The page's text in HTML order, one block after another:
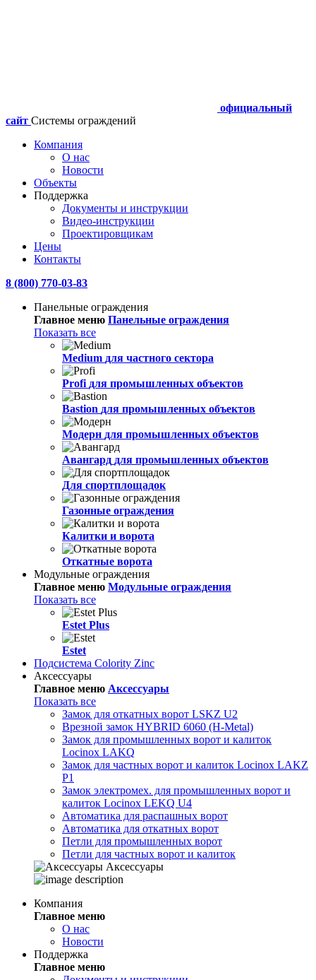
официальный
сайт Системы ограждений
Компания
О нас
Новости
Объекты
Поддержка
Документы и инструкции
Видео-инструкции
Проектировщикам
Цены
Контакты
8 (800) 770-03-83
Панельные ограждения
Главное меню Панельные ограждения
Показать все
Medium для частного сектора
Profi для промышленных объектов
Bastion для промышленных объектов
Модерн для промышленных объектов
Авангард для промышленных объектов
Для спортплощадок
Газонные ограждения
Калитки и ворота
Откатные ворота
Модульные ограждения
Главное меню Модульные ограждения
Показать все
Estet Plus
Estet
Подсистема Colority Zinc
Аксессуары
Главное меню Аксессуары
Показать все
Замок для откатных ворот LSKZ U2
Врезной замок HYBRID 6060 (H-Metal)
Замок для промышленных ворот и калиток
Locinox LAKQ
Замок для частных ворот и калиток Locinox LAKZ
P1
Замок электромех. для промышленных ворот и
калиток Locinox LEKQ U4
Автоматика для распашных ворот
Автоматика для откатных ворот
Петли для промышленных ворот
Петли для частных ворот и калиток
Аксессуары
Компания
Главное меню
О нас
Новости
Поддержка
Главное меню